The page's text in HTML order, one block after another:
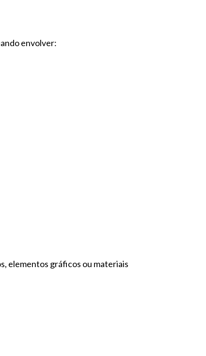
envolver:
elementos gráficos ou materiais